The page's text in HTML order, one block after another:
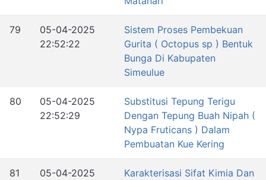
79
05-04-2025
22:52:22
Sistem Proses Pembekuan
Gurita ( Octopus sp ) Bentuk
Bunga Di Kabupaten
Simeulue
80
05-04-2025
22:52:29
Substitusi Tepung Terigu
Dengan Tepung Buah Nipah (
Nypa Fruticans ) Dalam
Pembuatan Kue Kering
81
05-04-2025
Karakterisasi Sifat Kimia Dan